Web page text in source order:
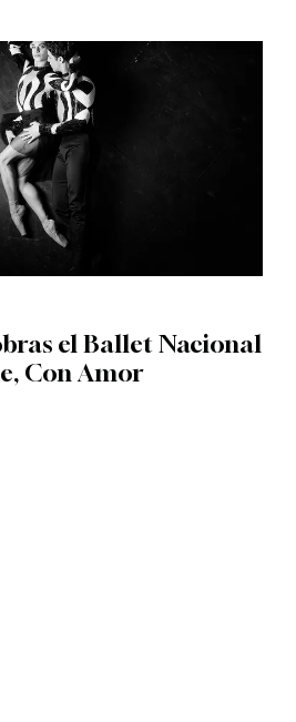
el Ballet Nacional
Con Amor